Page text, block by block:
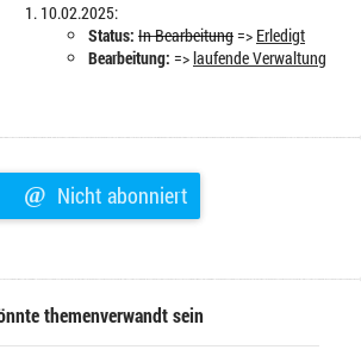
10.02.2025:
Status: In Bearbeitung=> Erledigt
Bearbeitung: =>laufende Verwaltung
@ Nicht abonniert
themenverwandt sein